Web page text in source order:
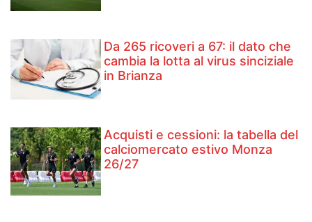
Da 265 ricoveri a 67: il dato che
cambia la lotta al virus sinciziale
in Brianza
Acquisti e cessioni: la tabella del
calciomercato estivo Monza
26/27